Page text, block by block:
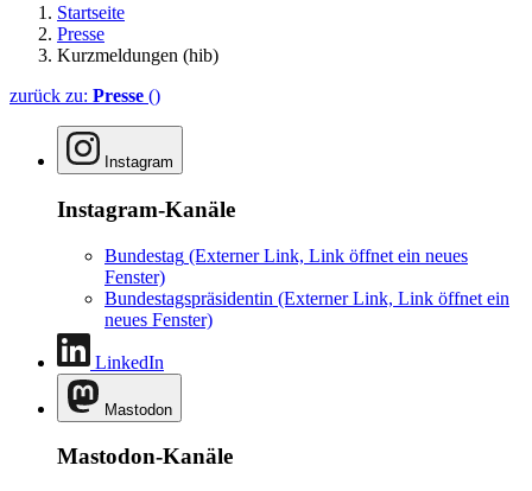
Startseite
Presse
Kurzmeldungen (hib)
zurück zu: Presse ()
Instagram
Instagram-Kanäle
Bundestag (Externer Link, Link öffnet ein neues
Fenster)
Bundestagspräsidentin (Externer Link, Link öffnet ein
neues Fenster)
LinkedIn
Mastodon
Mastodon-Kanäle